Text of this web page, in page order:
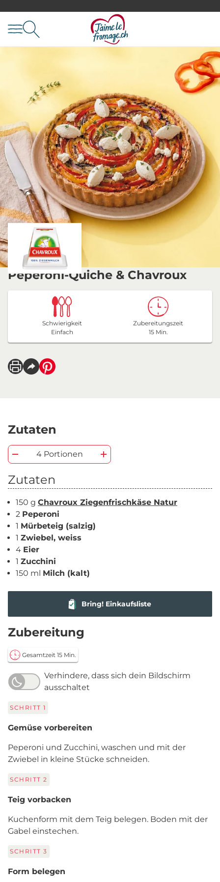
Peperoni-Quiche & Chavroux
Schwierigkeit
Einfach
Zubereitungszeit
15 Min.
Zutaten
4 Portionen
Zutaten
150 g Chavroux Ziegenfrischkäse Natur
2 Peperoni
1 Mürbeteig (salzig)
1 Zwiebel, weiss
4 Eier
1 Zucchini
150 ml Milch (kalt)
Bring! Einkaufsliste
Zubereitung
Gesamtzeit 15 Min.
Verhindere, dass sich dein Bildschirm
ausschaltet
SCHRITT 1
Gemüse vorbereiten
Peperoni und Zucchini, waschen und mit der
Zwiebel in kleine Stücke schneiden.
SCHRITT 2
Teig vorbacken
Kuchenform mit dem Teig belegen. Boden mit der
Gabel einstechen.
SCHRITT 3
Form belegen